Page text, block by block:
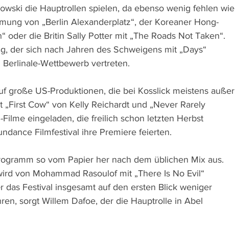
die Hauptrollen spielen, da ebenso wenig fehlen wie
von „Berlin Alexanderplatz“, der Koreaner Hong-
oder die Britin Sally Potter mit „The Roads Not Taken“.
der sich nach Jahren des Schweigens mit „Days“
Wettbewerb vertreten.
große US-Produktionen, die bei Kosslick meistens außer
Cow“ von Kelly Reichardt und „Never Rarely
eingeladen, die freilich schon letzten Herbst
Filmfestival ihre Premiere feierten.
so vom Papier her nach dem üblichen Mix aus.
von Mohammad Rasoulof mit „There Is No Evil“
das Festival insgesamt auf den ersten Blick weniger
sorgt Willem Dafoe, der die Hauptrolle in Abel